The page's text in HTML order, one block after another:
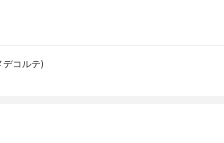
デコルテ)